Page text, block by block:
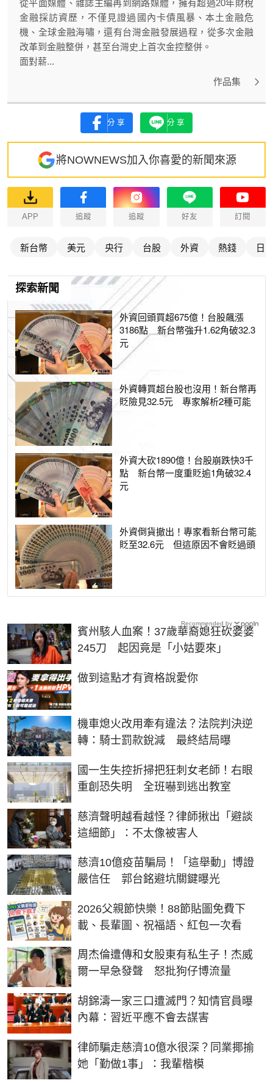
從平面媒體、雜誌主編再到網路媒體，擁有超過20年財稅
金融採訪資歷，不僅見證過國內卡債風暴、本土金融危
機、全球金融海嘯，還有台灣金融發展過程，從多次金融
改革到金融整併，甚至台灣史上首次金控整併。
面對薪...
作品集
分享 分享
將NOWNEWS加入你喜愛的新聞來源
APP 追蹤 追蹤 好友 訂閱
新台幣 美元 央行 台股 外資 熱錢 日
探索新聞
外資回頭買超675億！台股飆漲
3186點 新台幣強升1.62角破32.3
元
外資轉買超台股也沒用！新台幣再
貶險見32.5元 專家解析2種可能
外資大砍1890億！台股崩跌快3千
點 新台幣一度重貶逾1角破32.4
元
外資倒貨撤出！專家看新台幣可能
貶至32.6元 但這原因不會貶過頭
賓州駭人血案！37歲華裔媳狂砍婆婆
245刀 起因竟是「小姑要來」
做到這點才有資格說愛你
PR
機車熄火改用牽有違法？法院判決逆
轉：騎士罰款銳減 最終結局曝
國一生失控折掃把狂刺女老師！右眼
重創恐失明 全班嚇到逃出教室
慈濟聲明越看越怪？律師揪出「避談
這細節」：不太像被害人
慈濟10億疫苗騙局！「這舉動」博證
嚴信任 郭台銘避坑關鍵曝光
2026父親節快樂！88節貼圖免費下
載、長輩圖、祝福語、紅包一次看
周杰倫遭傳和女股東有私生子！杰威
爾一早急發聲 怒批狗仔博流量
胡錦濤一家三口遭滅門？知情官員曝
內幕：習近平應不會去謀害
律師騙走慈濟10億水很深？同業揶揄
她「勤做1事」：我輩楷模
Recommended by